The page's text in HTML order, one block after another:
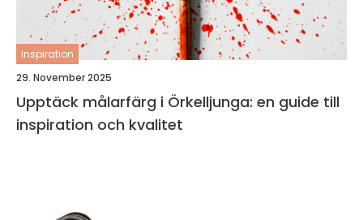
inspiration
29. November 2025
Upptäck målarfärg i Örkelljunga: en guide till
inspiration och kvalitet